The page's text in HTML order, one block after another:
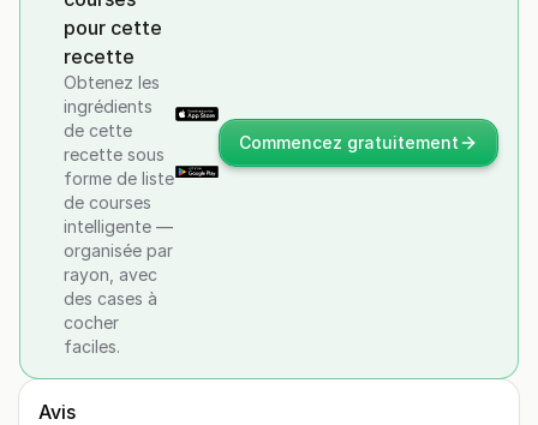
pour cette
recette
Obtenez les
ingrédients
de cette
recette sous
forme de liste
de courses
intelligente —
organisée par
rayon, avec
des cases à
cocher
faciles.
Commencez gratuitement
Avis